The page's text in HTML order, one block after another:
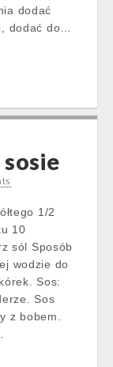
dodać
dodać do…
1/2
10
sól Sposób
wodzie do
Sos:
Sos
z bobem.